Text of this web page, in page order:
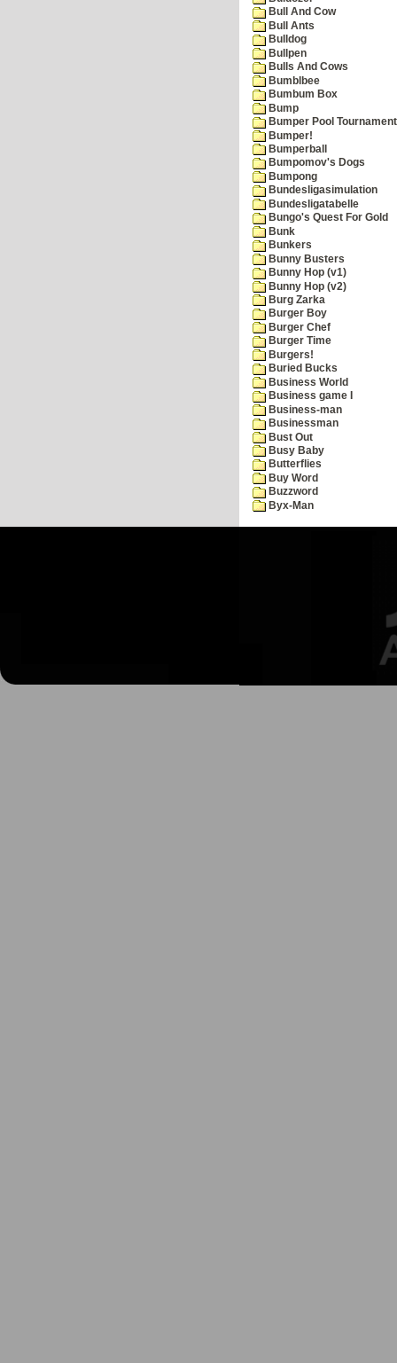
Bull And Cow
Bull Ants
Bulldog
Bullpen
Bulls And Cows
Bumblbee
Bumbum Box
Bump
Bumper Pool Tournament
Bumper!
Bumperball
Bumpomov's Dogs
Bumpong
Bundesligasimulation
Bundesligatabelle
Bungo's Quest For Gold
Bunk
Bunkers
Bunny Busters
Bunny Hop (v1)
Bunny Hop (v2)
Burg Zarka
Burger Boy
Burger Chef
Burger Time
Burgers!
Buried Bucks
Business World
Business game I
Business-man
Businessman
Bust Out
Busy Baby
Butterflies
Buy Word
Buzzword
Byx-Man